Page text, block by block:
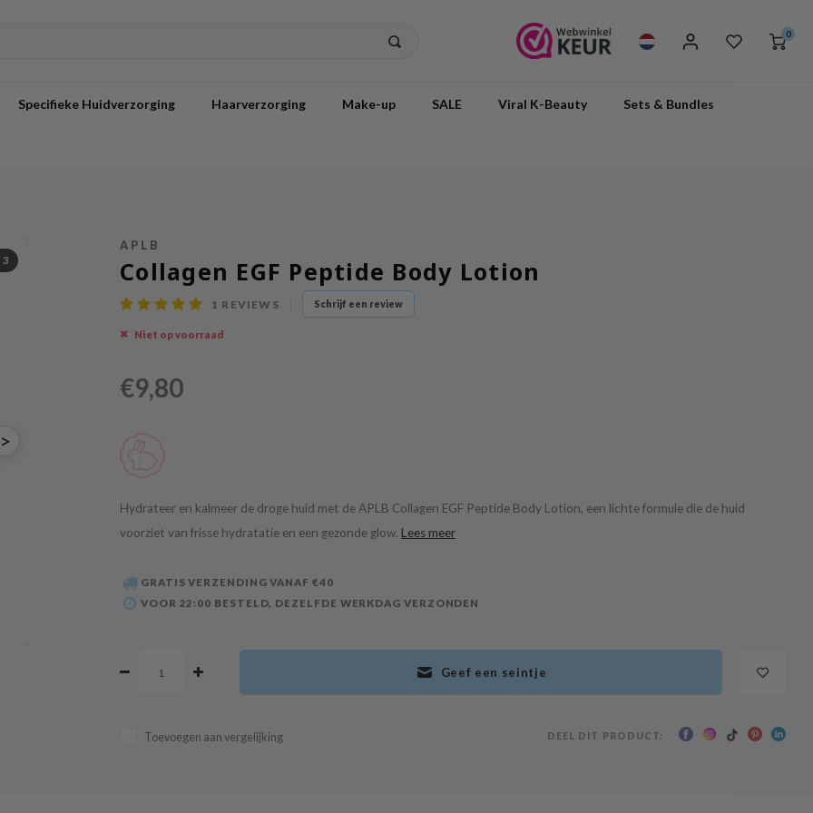
0
Specifieke Huidverzorging Haarverzorging Make-up SALE Viral K-Beauty Sets & Bundles
3
APLB
Collagen EGF Peptide Body Lotion
1 REVIEWS Schrijf een review
Niet op voorraad
€9,80
Hydrateer en kalmeer de droge huid met de APLB Collagen EGF Peptide Body Lotion, een lichte formule die de huid
voorziet van frisse hydratatie en een gezonde glow. Lees meer
GRATIS VERZENDING VANAF €40
VOOR 22:00 BESTELD, DEZELFDE WERKDAG VERZONDEN
Geef een seintje
Toevoegen aan vergelijking DEEL DIT PRODUCT: